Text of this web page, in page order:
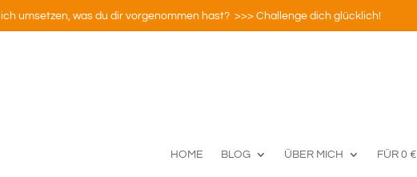
umsetzen, was du dir vorgenommen hast? >>> Challenge dich glücklich!
HOME BLOG ÜBER MICH FÜR 0 €